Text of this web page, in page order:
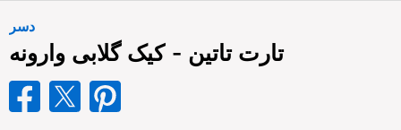
دسر
تارت تاتین - کیک گلابی وارونه